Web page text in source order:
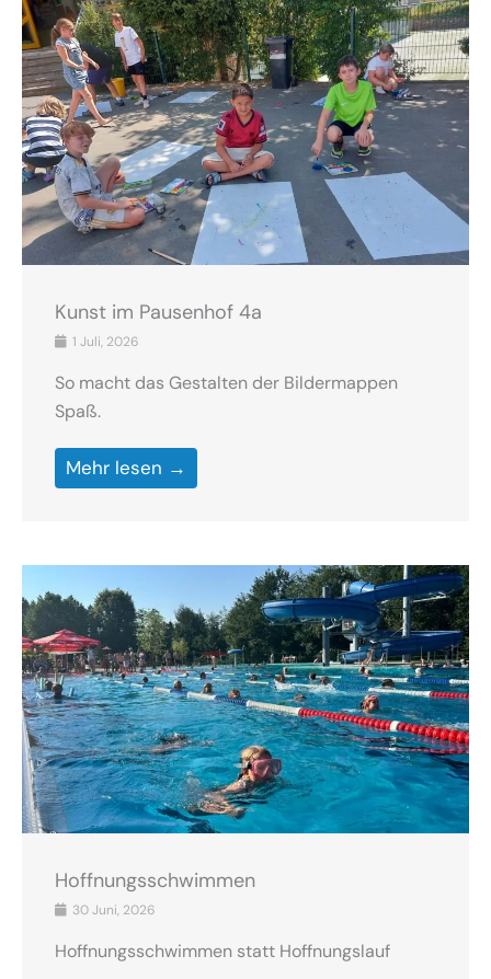
Kunst im Pausenhof 4a
1 Juli, 2026
So macht das Gestalten der Bildermappen
Spaß.
Mehr lesen →
Hoffnungsschwimmen
30 Juni, 2026
Hoffnungsschwimmen statt Hoffnungslauf